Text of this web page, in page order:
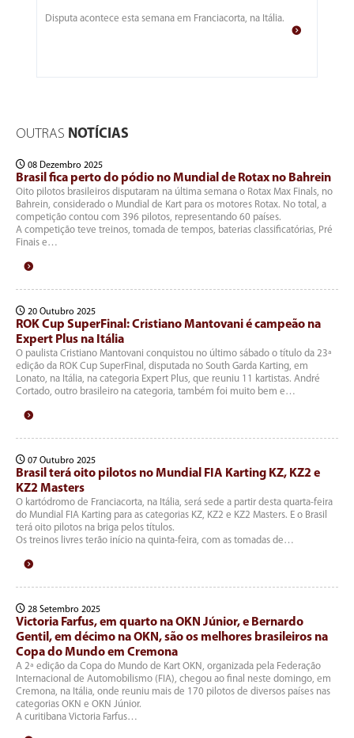
Disputa acontece esta semana em Franciacorta, na Itália.
OUTRAS NOTÍCIAS
08 Dezembro 2025
Brasil fica perto do pódio no Mundial de Rotax no Bahrein
Oito pilotos brasileiros disputaram na última semana o Rotax Max Finals, no
Bahrein, considerado o Mundial de Kart para os motores Rotax. No total, a
competição contou com 396 pilotos, representando 60 países.
A competição teve treinos, tomada de tempos, baterias classificatórias, Pré
Finais e…
20 Outubro 2025
ROK Cup SuperFinal: Cristiano Mantovani é campeão na
Expert Plus na Itália
O paulista Cristiano Mantovani conquistou no último sábado o título da 23ª
edição da ROK Cup SuperFinal, disputada no South Garda Karting, em
Lonato, na Itália, na categoria Expert Plus, que reuniu 11 kartistas. André
Cortado, outro brasileiro na categoria, também foi muito bem e…
07 Outubro 2025
Brasil terá oito pilotos no Mundial FIA Karting KZ, KZ2 e
KZ2 Masters
O kartódromo de Franciacorta, na Itália, será sede a partir desta quarta-feira
do Mundial FIA Karting para as categorias KZ, KZ2 e KZ2 Masters. E o Brasil
terá oito pilotos na briga pelos títulos.
Os treinos livres terão início na quinta-feira, com as tomadas de…
28 Setembro 2025
Victoria Farfus, em quarto na OKN Júnior, e Bernardo
Gentil, em décimo na OKN, são os melhores brasileiros na
Copa do Mundo em Cremona
A 2ª edição da Copa do Mundo de Kart OKN, organizada pela Federação
Internacional de Automobilismo (FIA), chegou ao final neste domingo, em
Cremona, na Itália, onde reuniu mais de 170 pilotos de diversos países nas
categorias OKN e OKN Júnior.
A curitibana Victoria Farfus…